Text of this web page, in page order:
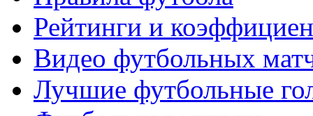
Рейтинги и
Видео футбольных
Лучшие футбольные